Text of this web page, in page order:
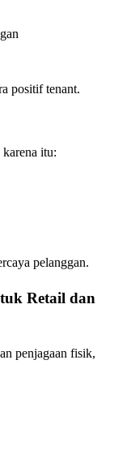
positif tenant.
itu:
pelanggan.
Retail dan
penjagaan fisik,